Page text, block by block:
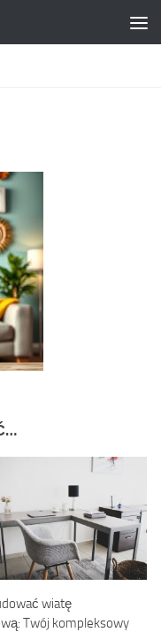
wiatę
Twój kompleksowy